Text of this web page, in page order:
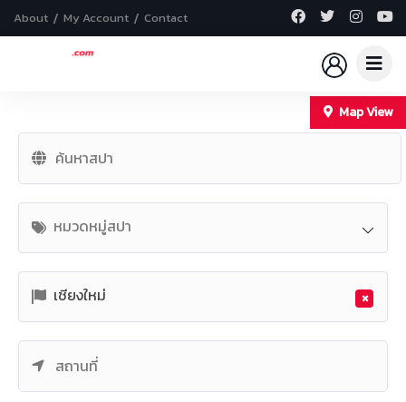
About My Account Contact
Map View
หมวดหมู่สปา
×
เชียงใหม่
−